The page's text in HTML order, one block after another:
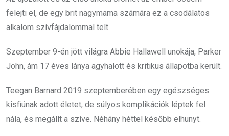
felejti el, de egy brit nagymama számára ez a csodálatos
alkalom szívfájdalommal telt.
Szeptember 9-én jött világra Abbie Hallawell unokája, Parker
John, ám 17 éves lánya agyhalott és kritikus állapotba került.
Teegan Barnard 2019 szeptemberében egy egészséges
kisfiúnak adott életet, de súlyos komplikációk léptek fel
nála, és megállt a szíve. Néhány héttel később elhunyt.